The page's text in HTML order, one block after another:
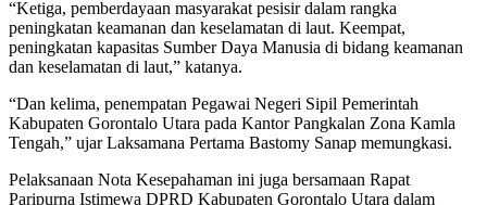
M.Hum bersama Bupati Gorontalo Utara Dr. H. Indra
Yasin, SH. MH, menandatangani Nota Kesepahaman
tentang Peningkatan Keamanan dan Keselamatan di
Perairan Pemerintah Kabupaten Gorontalo Utara di
“Ketiga, pemberdayaan masyarakat pesisir dalam rangka
peningkatan keamanan dan keselamatan di laut. Keempat,
dan keselamatan di laut,” katanya.